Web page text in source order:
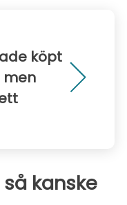
köpt
men
kanske